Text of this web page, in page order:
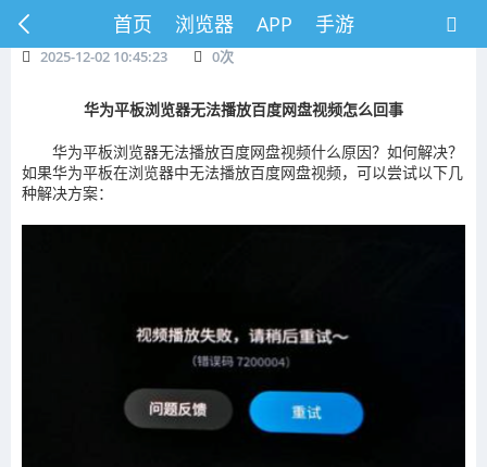
首页 浏览器 APP 手游
2025-12-02 10:45:23 0次
华为平板浏览器无法播放百度网盘视频怎么回事
华为平板浏览器无法播放百度网盘视频什么原因？如何解决？
如果华为平板在浏览器中无法播放百度网盘视频，可以尝试以下几
种解决方案：